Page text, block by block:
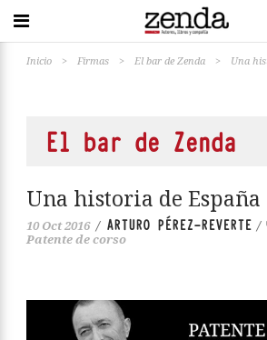
Inicio > Firmas > El bar de Zenda > Una
El bar de Zenda
Una historia de
10 Oct 2016 / ARTURO PÉREZ-REVERTE /
Patente de corso